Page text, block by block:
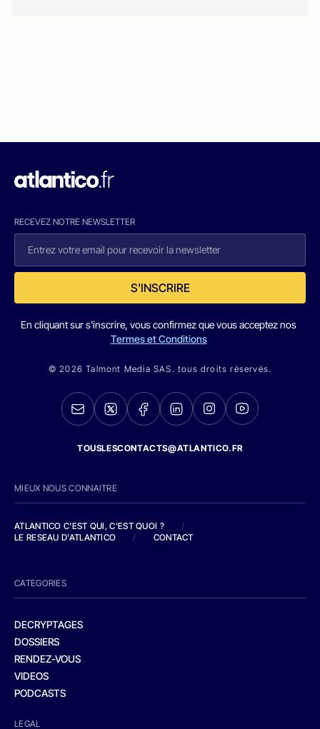
RECEVEZ NOTRE NEWSLETTER
S'INSCRIRE
En cliquant sur s'inscrire, vous confirmez que vous acceptez nos
Termes et Conditions
© 2026 Talmont Media SAS. tous droits réservés.
TOUSLESCONTACTS@ATLANTICO.FR
MIEUX NOUS CONNAITRE
ATLANTICO C'EST QUI, C'EST QUOI ?
/
LE RESEAU D'ATLANTICO
/ CONTACT
CATEGORIES
DECRYPTAGES
DOSSIERS
RENDEZ-VOUS
VIDEOS
PODCASTS
LEGAL